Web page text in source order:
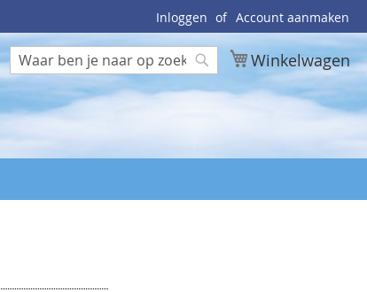
Inloggen Account aanmaken
Winkelwagen
Zoek